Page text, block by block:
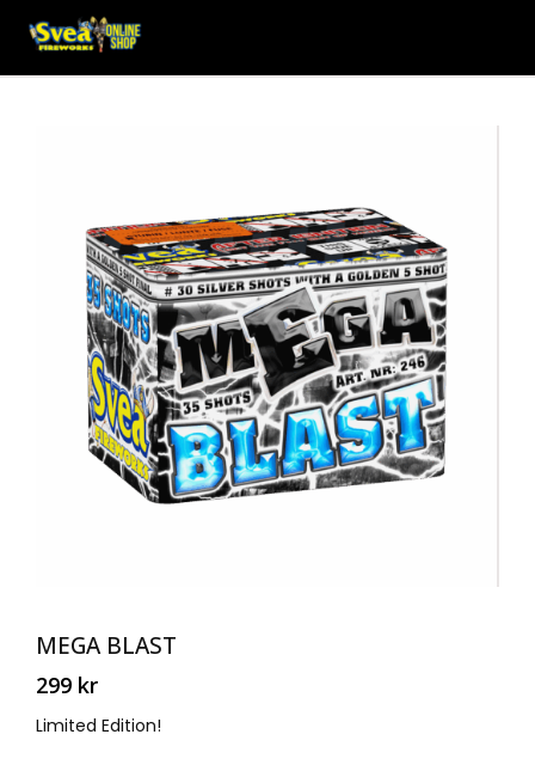
MEGA BLAST
299 kr
Limited Edition!